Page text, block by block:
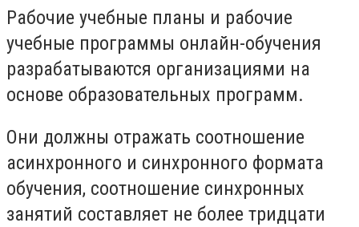
Рабочие учебные планы и рабочие
учебные программы онлайн-обучения
разрабатываются организациями на
основе образовательных программ.
Они должны отражать соотношение
асинхронного и синхронного формата
обучения, соотношение синхронных
занятий составляет не более тридцати